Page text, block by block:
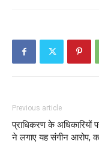
Previous article
प्राधिकरण के अधिकारियों
ने लगाए यह संगीन आरोप,